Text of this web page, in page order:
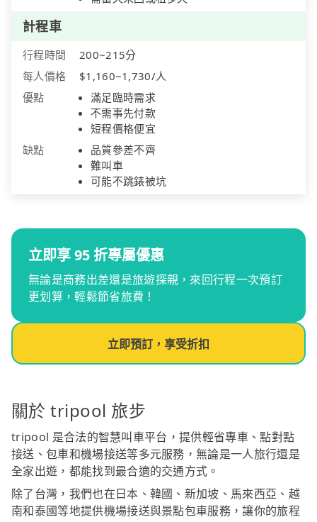
計程車
行程時間
200~215分
每人價格
$1,160~1,730/人
優點
滿足臨時需求
不需事先付款
短程價格便宜
缺點
品質參差不齊
難叫車
可能不跳錶被坑
立即享 95 折專屬優惠
無論是商務出差還是旅遊探親，來回行程一次預訂
更划算，輕鬆節省旅費！
立即預訂，享受折扣
關於 tripool 旅步
tripool 是合法的智慧叫車平台，提供輕省專車、點對點
接送、包車和機場接送等多元服務，無論是一人旅行還是
全家出遊，都能找到最合適的交通方式。
除了台灣，我們也在日本、韓國、新加坡、馬來西亞、越
南和泰國等地提供機場接送與景點包車服務，讓你的旅程